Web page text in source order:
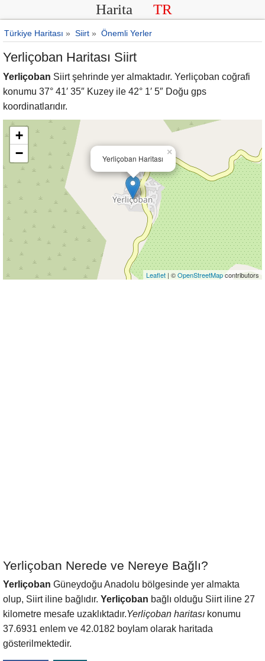
Harita TR
Türkiye Haritası » Siirt » Önemli Yerler
Yerliçoban Haritası Siirt
Yerliçoban Siirt şehrinde yer almaktadır. Yerliçoban coğrafi
konumu 37° 41′ 35″ Kuzey ile 42° 1′ 5″ Doğu gps
koordinatlarıdır.
Yerliçoban Haritası
×
+
−
Leaflet | ©OpenStreetMapcontributors
Yerliçoban Nerede ve Nereye Bağlı?
Yerliçoban Güneydoğu Anadolu bölgesinde yer almakta
olup, Siirt iline bağlıdır. Yerliçoban bağlı olduğu Siirt iline 27
kilometre mesafe uzaklıktadır.Yerliçoban haritası konumu
37.6931 enlem ve 42.0182 boylam olarak haritada
gösterilmektedir.